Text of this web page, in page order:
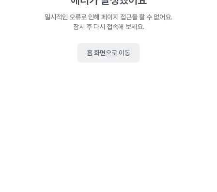
일시적인 오류로 인해 페이지 접근을 할 수 없어요.
잠시 후 다시 접속해 보세요.
홈 화면으로 이동